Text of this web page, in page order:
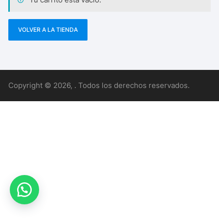
VOLVER A LA TIENDA
Copyright © 2026, . Todos los derechos reservados.